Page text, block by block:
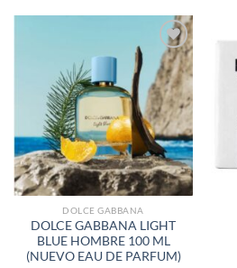
AÑADIR
A LA
LISTA
DE
DESEOS
DOLCE GABBANA
DOLCE GABBANA LIGHT
BLUE HOMBRE 100 ML
(NUEVO EAU DE PARFUM)